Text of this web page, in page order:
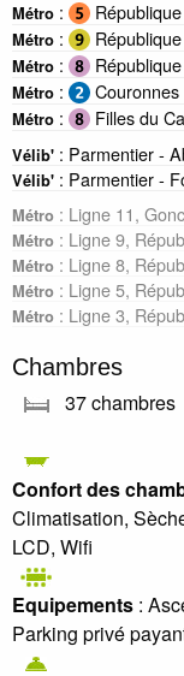
Métro : République
Métro : République
Métro : République
Métro : Couronnes
Métro : Filles du
Vélib' : Parmentier -
Vélib' : Parmentier -
Métro : Ligne 11,
Métro : Ligne 9,
Métro : Ligne 8,
Métro : Ligne 5,
Métro : Ligne 3,
Chambres
37 chambres
Confort des
Climatisation,
LCD, Wifi
Equipements :
Parking privé